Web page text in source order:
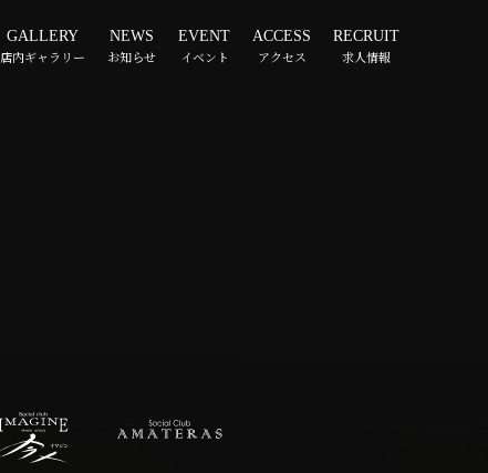
GALLERY
店内ギャラリー
NEWS
お知らせ
EVENT
イベント
ACCESS
アクセス
RECRUIT
求人情報